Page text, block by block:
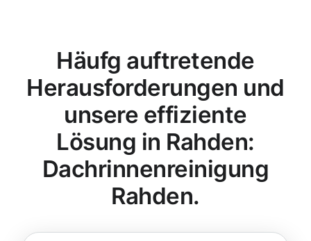
Häufg auftretende
Herausforderungen und
unsere effiziente
Lösung in Rahden:
Dachrinnenreinigung
Rahden.